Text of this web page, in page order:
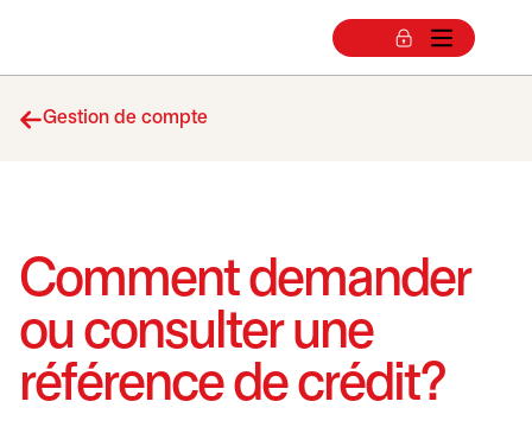
Gestion de compte
Comment demander
ou consulter une
référence de crédit?